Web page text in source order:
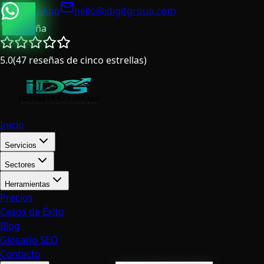
WhatsApp
hello@idigitgroup.com
España
5.0(47 reseñas de cinco estrellas)
Inicio
Servicios
Sectores
Herramientas
Precios
Casos de Éxito
Blog
Glosario SEO
Contacto